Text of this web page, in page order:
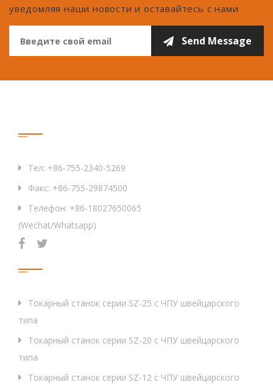
уведомляя наши новости и оставайтесь с нами
Тел: +86-755-2340-5269
Факс: +86-755-29874500
Телефон: +86-18027650065
(Wechat/Whatsapp)
Токарный станок серии SZ-25 с ЧПУ швейцарского
типа
Токарный станок серии SZ-20 с ЧПУ швейцарского
типа
Токарный станок серии SZ-12 с ЧПУ швейцарского